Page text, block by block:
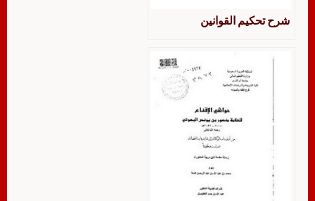
شرح تحكيم القوانين